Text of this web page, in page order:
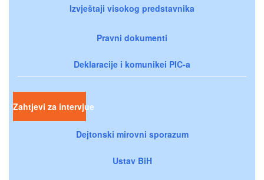
Izvještaji visokog predstavnika
Pravni dokumenti
Deklaracije i komunikei PIC-a
Zahtjevi za intervjue
Dejtonski mirovni sporazum
Ustav BiH